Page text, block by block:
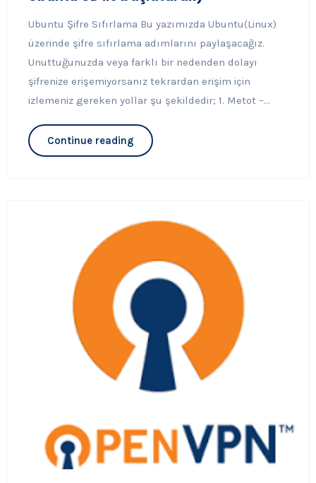
Ubuntu Şifre Sıfırlama Bu yazımızda Ubuntu(Linux)
üzerinde şifre sıfırlama adımlarını paylaşacağız.
Unuttuğunuzda veya farklı bir nedenden dolayı
şifrenize erişemiyorsanız tekrardan erişim için
izlemeniz gereken yollar şu şekildedir; 1. Metot –...
Continue reading